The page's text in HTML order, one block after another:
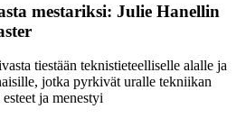
mestariksi: Julie Hanellin
tiestään teknistieteelliselle alalle ja
jotka pyrkivät uralle tekniikan
ja menestyi